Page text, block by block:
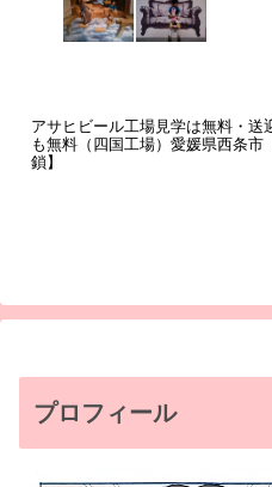
アサヒビール工場見学は無料・送
も無料（四国工場）愛媛県西条市
鎖】
プロフィール